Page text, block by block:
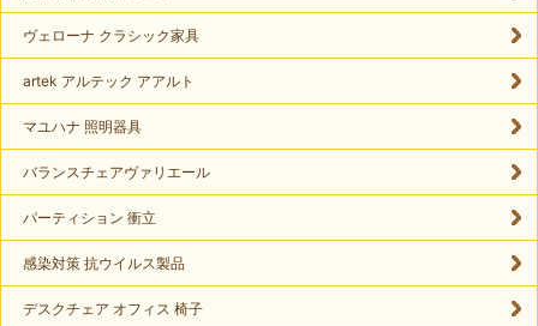
ヴェローナ クラシック家具
artek アルテック アアルト
マユハナ 照明器具
バランスチェアヴァリエール
パーティション 衝立
感染対策 抗ウイルス製品
デスクチェア オフィス 椅子